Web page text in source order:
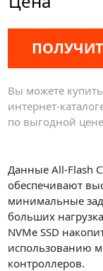
Вы можете
интернет-
по выгодной
Данные All-Flash
обеспечивают
минимальные
больших
NVMe SSD
использованию
контроллеров.